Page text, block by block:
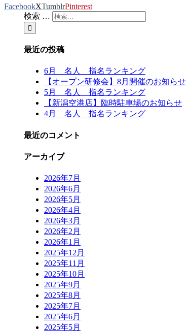
FacebookXTumblrPinterest
検索 …
最近の投稿
6月 名人 指名ランキング
【オープン研修会】8月開催のお知らせ
5月 名人 指名ランキング
【新潟空港店】臨時駐車場のお知らせ
4月 名人 指名ランキング
最近のコメント
アーカイブ
2026年7月
2026年6月
2026年5月
2026年4月
2026年3月
2026年2月
2026年1月
2025年12月
2025年11月
2025年10月
2025年9月
2025年8月
2025年7月
2025年6月
2025年5月